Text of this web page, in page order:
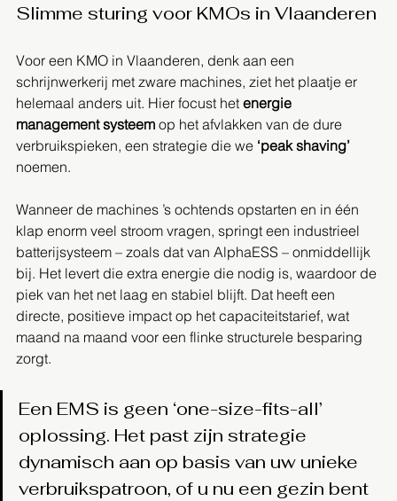
Slimme sturing voor KMOs in Vlaanderen
Voor een KMO in Vlaanderen, denk aan een
schrijnwerkerij met zware machines, ziet het plaatje er
helemaal anders uit. Hier focust het energie
management systeem op het afvlakken van de dure
verbruikspieken, een strategie die we ‘peak shaving’
noemen.
Wanneer de machines ’s ochtends opstarten en in één
klap enorm veel stroom vragen, springt een industrieel
batterijsysteem – zoals dat van AlphaESS – onmiddellijk
bij. Het levert die extra energie die nodig is, waardoor de
piek van het net laag en stabiel blijft. Dat heeft een
directe, positieve impact op het capaciteitstarief, wat
maand na maand voor een flinke structurele besparing
zorgt.
Een EMS is geen ‘one-size-fits-all’
oplossing. Het past zijn strategie
dynamisch aan op basis van uw unieke
verbruikspatroon, of u nu een gezin bent